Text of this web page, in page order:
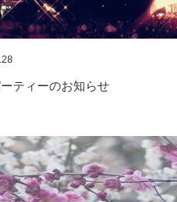
ティーのお知らせ